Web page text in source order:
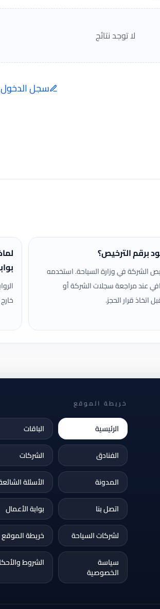
لا توجد نتائج
سجل الدخول
برقم الترخيص؟
الشركة في وزارة السياحة. استخدمه
عند مراجعة سجلات الشركة أو
اتخاذ قرار الحجز.
خريطة الموقع
الرئيسية
الباقات
الفنادق
الشركات
المدونة
الأسئلة
اتصل بنا
بوابة الأعمال
لشركات السياحة
خريطة الموقع
سياسة
الخصوصية
الشروط